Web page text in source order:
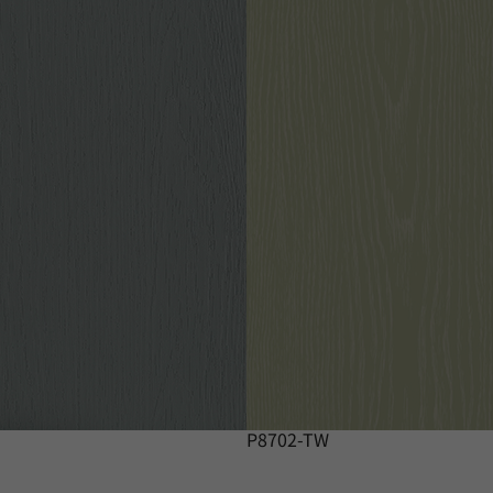
P8702-TW